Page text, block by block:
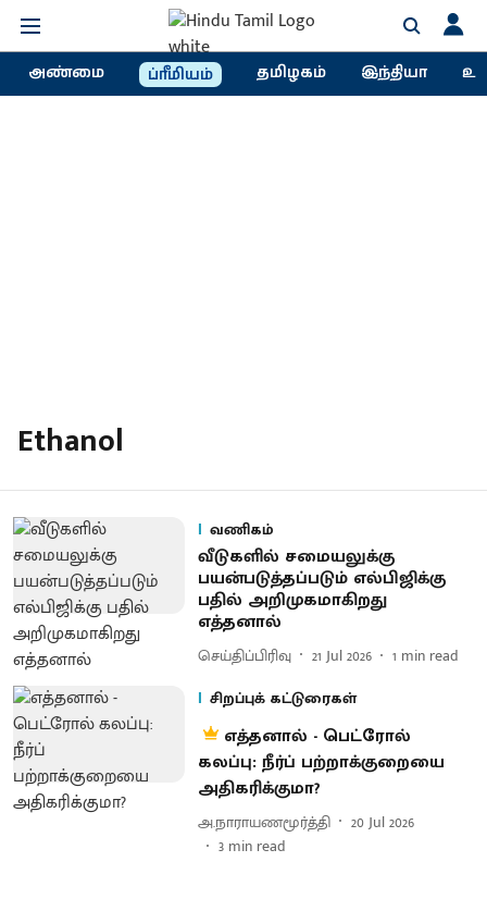
அண்மை ப்ரீமியம் தமிழகம் இந்தியா
Ethanol
வணிகம்
வீடுகளில் சமையலுக்கு
பயன்படுத்தப்படும் எல்பிஜிக்கு
பதில் அறிமுகமாகிறது
எத்தனால்
செய்திப்பிரிவு 21 Jul 2026 1 min read
சிறப்புக் கட்டுரைகள்
எத்தனால் - பெட்ரோல்
கலப்பு: நீர்ப் பற்றாக்குறையை
அதிகரிக்குமா?
அ.நாராயணமூர்த்தி
20 Jul 2026
3 min read